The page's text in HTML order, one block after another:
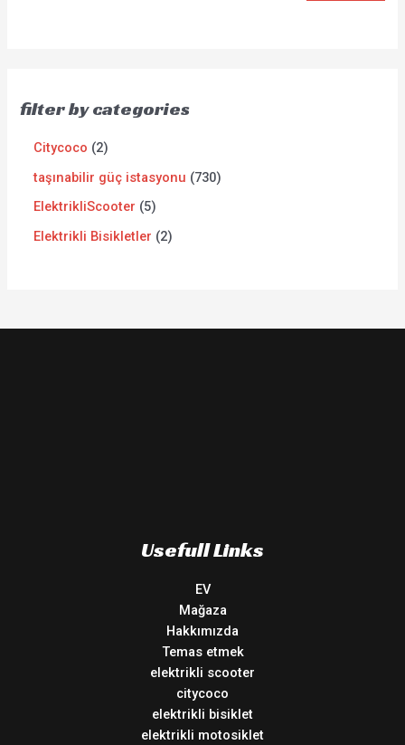
filter by categories
Citycoco 2
taşınabilir güç istasyonu 730
ElektrikliScooter 5
Elektrikli Bisikletler 2
Usefull Links
EV
Mağaza
Hakkımızda
Temas etmek
elektrikli scooter
citycoco
elektrikli bisiklet
elektrikli motosiklet